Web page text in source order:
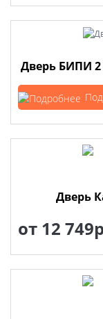
Дверь БИПИ
Дверь
от 12